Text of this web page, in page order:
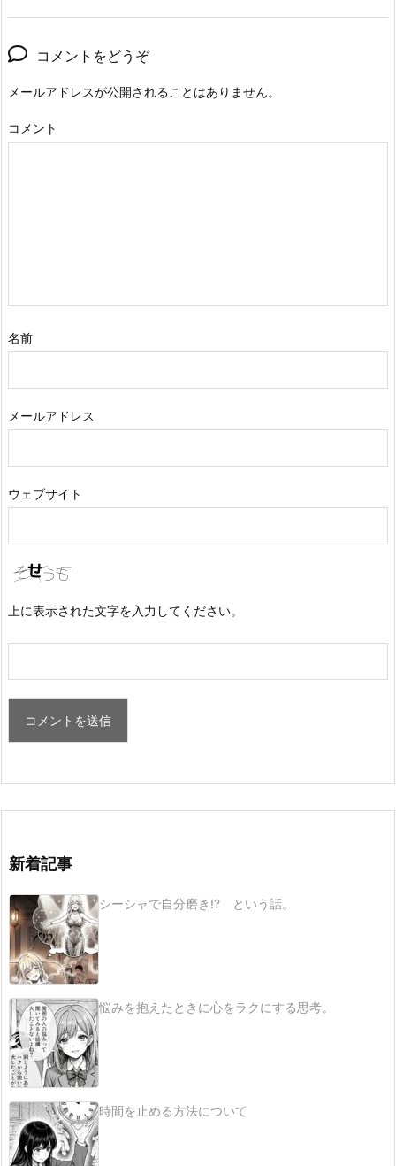
コメントをどうぞ
メールアドレスが公開されることはありません。
コメント
名前
メールアドレス
ウェブサイト
上に表示された文字を入力してください。
新着記事
シーシャで自分磨き!? という話。
悩みを抱えたときに心をラクにする思考。
時間を止める方法について